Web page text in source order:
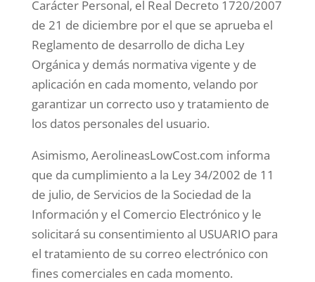
Carácter Personal, el Real Decreto 1720/2007
de 21 de diciembre por el que se aprueba el
Reglamento de desarrollo de dicha Ley
Orgánica y demás normativa vigente y de
aplicación en cada momento, velando por
garantizar un correcto uso y tratamiento de
los datos personales del usuario.
Asimismo, AerolineasLowCost.com informa
que da cumplimiento a la Ley 34/2002 de 11
de julio, de Servicios de la Sociedad de la
Información y el Comercio Electrónico y le
solicitará su consentimiento al USUARIO para
el tratamiento de su correo electrónico con
fines comerciales en cada momento.